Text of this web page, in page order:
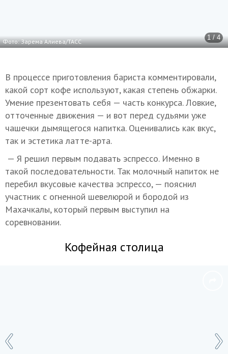
1 / 4
Фото: Зарема Алиева/ТАСС
В процессе приготовления бариста комментировали,
какой сорт кофе используют, какая степень обжарки.
Умение презентовать себя — часть конкурса. Ловкие,
отточенные движения — и вот перед судьями уже
чашечки дымящегося напитка. Оценивались как вкус,
так и эстетика латте-арта.
— Я решил первым подавать эспрессо. Именно в
такой последовательности. Так молочный напиток не
перебил вкусовые качества эспрессо, — пояснил
участник с огненной шевелюрой и бородой из
Махачкалы, который первым выступил на
соревновании.
Кофейная столица